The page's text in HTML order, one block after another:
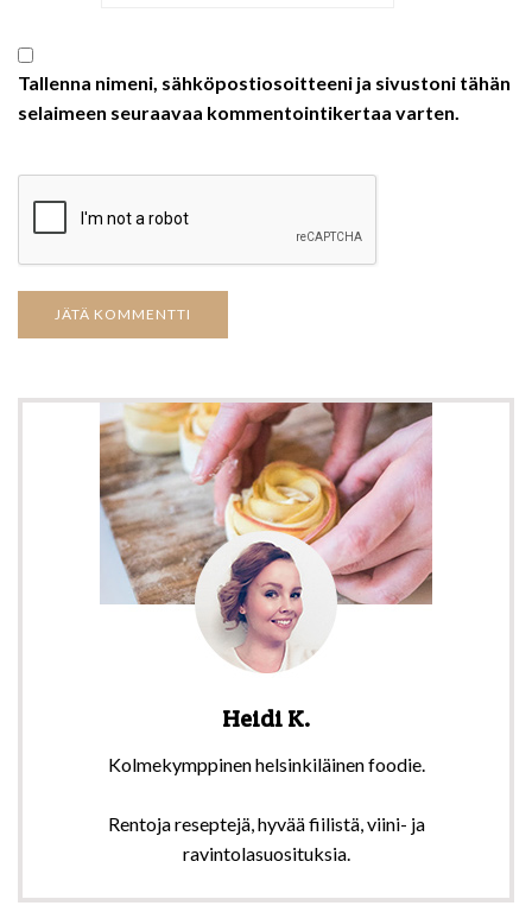
Tallenna nimeni, sähköpostiosoitteeni ja sivustoni tähän
selaimeen seuraavaa kommentointikertaa varten.
Heidi K.
Kolmekymppinen helsinkiläinen foodie.
Rentoja reseptejä, hyvää fiilistä, viini- ja
ravintolasuosituksia.